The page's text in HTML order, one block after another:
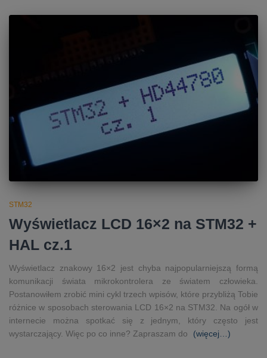
STM32
Wyświetlacz LCD 16×2 na STM32 +
HAL cz.1
Wyświetlacz znakowy 16×2 jest chyba najpopularniejszą formą
komunikacji świata mikrokontrolera ze światem człowieka.
Postanowiłem zrobić mini cykl trzech wpisów, które przybliżą Tobie
różnice w sposobach sterowania LCD 16×2 na STM32. Na ogół w
internecie można spotkać się z jednym, który często jest
wystarczający. Więc po co inne? Zapraszam do
(więcej…)